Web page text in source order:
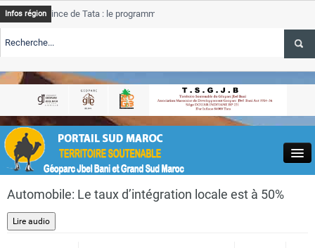
Close
Infos régionde Tata : le programme de rehabilitation post-inondations
ALERTE TSGJB Tourisme : l’ONMT renforce l’aerien a Dakhla et
ALERTE TSGJB Tourisme au Maroc : Transavia renforce les vols Paris-
Automobile: Le taux d’intégration locale est à 50%